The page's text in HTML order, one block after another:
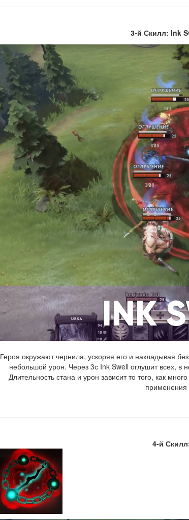
3-й Скилл: Ink
Героя окружают чернила, ускоряя его и накладывая
небольшой урон. Через 3с Ink Swell оглушит всех, в
Длительность стана и урон зависит то того, как
применения
4-й